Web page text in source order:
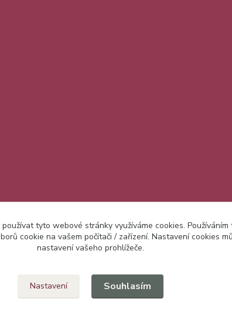
Upravit sběr cookies.
tyto webové stránky využíváme cookies.
cookie na vašem počítači / zařízení. Nastavení cookies
nastavení vašeho prohlížeče.
Nastavení Souhlasím